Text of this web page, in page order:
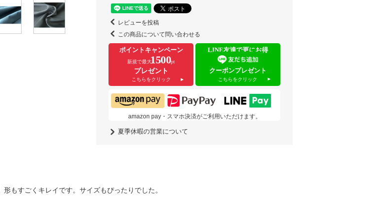
レビューを投稿
この商品について問い合わせる
ポイントキャンペーン
新規で最大1500pt
プレゼント
こちらをクリック
LINE友達で更にお得
クーポンプレゼント
こちらをクリック
amazon pay・スマホ決済がご利用いただけます。
夏季休暇の営業について
もすごくキレイです。サイズもぴったりでした。